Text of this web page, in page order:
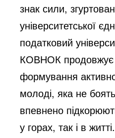
знак сили,
університетської
податковий
КОВНОК продовжує
формування
молоді, яка не
впевнено
у горах, так і в житті.